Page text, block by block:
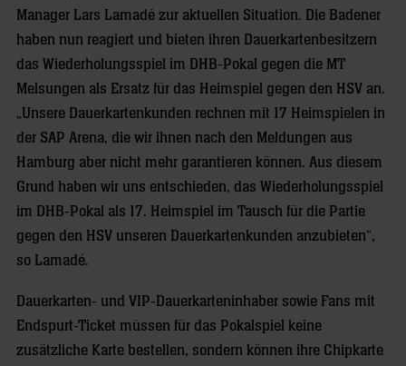
Manager Lars Lamadé zur aktuellen Situation. Die Badener
haben nun reagiert und bieten ihren Dauerkartenbesitzern
das Wiederholungsspiel im DHB-Pokal gegen die MT
Melsungen als Ersatz für das Heimspiel gegen den HSV an.
„Unsere Dauerkartenkunden rechnen mit 17 Heimspielen in
der SAP Arena, die wir ihnen nach den Meldungen aus
Hamburg aber nicht mehr garantieren können. Aus diesem
Grund haben wir uns entschieden, das Wiederholungsspiel
im DHB-Pokal als 17. Heimspiel im Tausch für die Partie
gegen den HSV unseren Dauerkartenkunden anzubieten“,
so Lamadé.
Dauerkarten- und VIP-Dauerkarteninhaber sowie Fans mit
Endspurt-Ticket müssen für das Pokalspiel keine
zusätzliche Karte bestellen, sondern können ihre Chipkarte